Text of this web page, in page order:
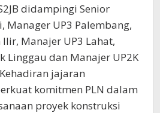
didampingi Senior
Manager UP3 Palembang,
Manajer UP3 Lahat,
Linggau dan Manajer UP2K
jajaran
komitmen PLN dalam
proyek konstruksi